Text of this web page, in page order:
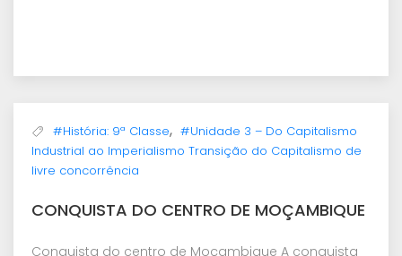
#História: 9ª Classe, #Unidade 3 – Do Capitalismo
Industrial ao Imperialismo Transição do Capitalismo de
livre concorrência
CONQUISTA DO CENTRO DE MOÇAMBIQUE
Conquista do centro de Moçambique A conquista